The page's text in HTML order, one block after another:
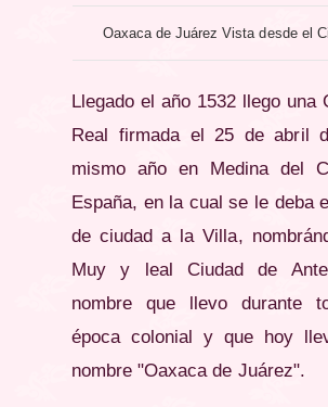
Oaxaca de Juárez Vista desde el
Llegado el año 1532 llego una
Real firmada el 25 de abril
mismo año en Medina del
España, en la cual se le deba
de ciudad a la Villa,
Muy y leal Ciudad de
nombre que llevo durante
época colonial y que hoy
nombre "Oaxaca de Juárez".